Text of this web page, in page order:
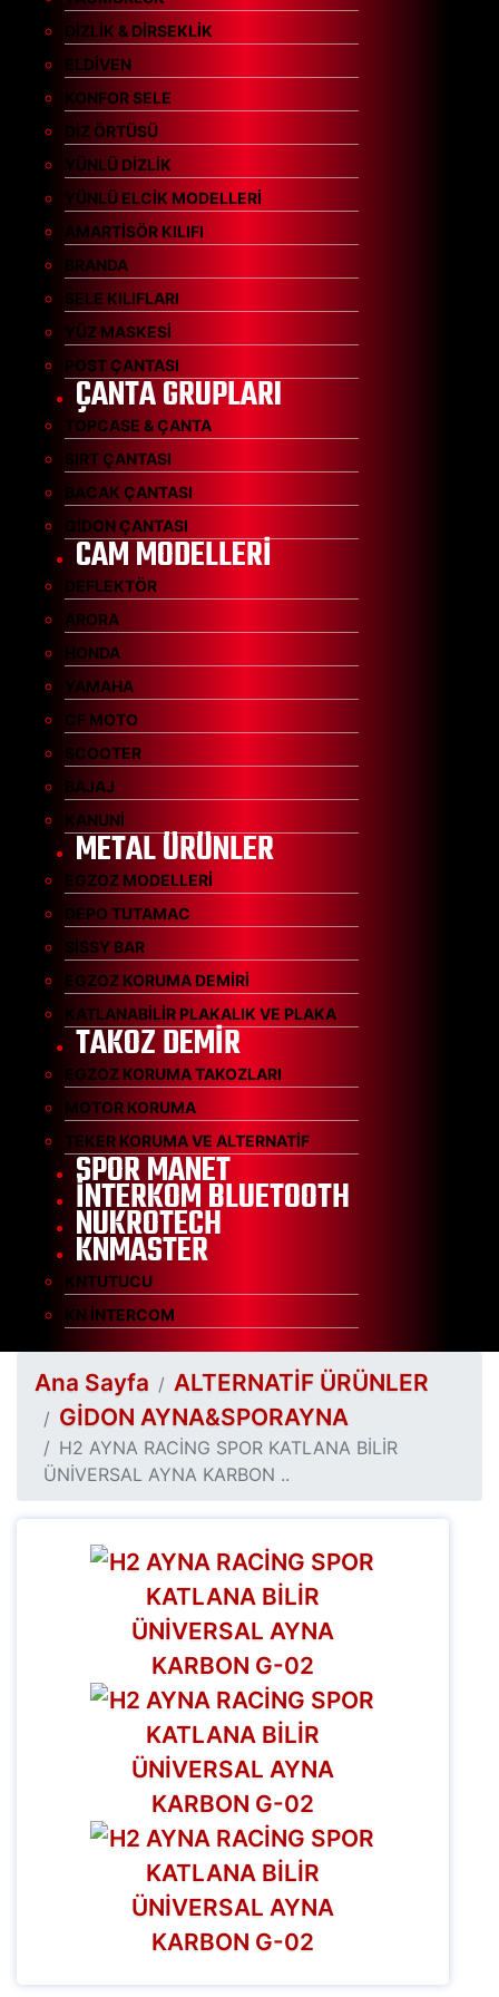
DİZLİK & DİRSEKLİK
ELDİVEN
KONFOR SELE
DİZ ÖRTÜSÜ
YÜNLÜ DİZLİK
YÜNLÜ ELCİK MODELLERİ
AMARTİSÖR KILIFI
BRANDA
SELE KILIFLARI
YÜZ MASKESİ
POST ÇANTASI
ÇANTA GRUPLARI
TOPCASE & ÇANTA
SIRT ÇANTASI
BACAK ÇANTASI
GİDON ÇANTASI
CAM MODELLERİ
DEFLEKTÖR
ARORA
HONDA
YAMAHA
CF MOTO
SCOOTER
BAJAJ
KANUNİ
METAL ÜRÜNLER
EGZOZ MODELLERİ
DEPO TUTAMAC
SİSSY BAR
EGZOZ KORUMA DEMİRİ
KATLANABİLİR PLAKALIK VE PLAKA
TAKOZ DEMİR
EGZOZ KORUMA TAKOZLARI
MOTOR KORUMA
TEKER KORUMA VE ALTERNATİF
SPOR MANET
İNTERKOM BLUETOOTH
NUKROTECH
KNMASTER
KNTUTUCU
KN İNTERCOM
Ana Sayfa
ALTERNATİF ÜRÜNLER
GİDON AYNA&SPORAYNA
H2 AYNA RACİNG SPOR KATLANA BİLİR
ÜNİVERSAL AYNA KARBON ..